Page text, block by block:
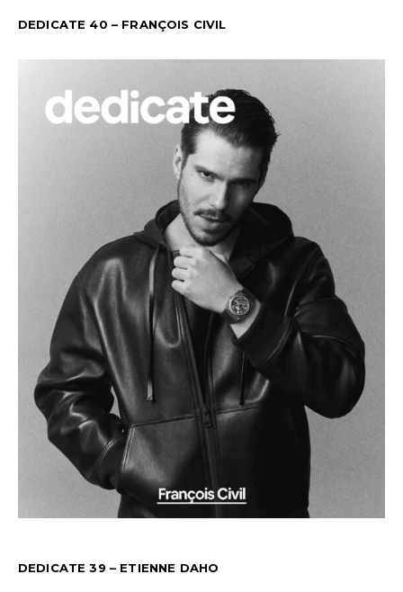
DEDICATE 40 – FRANÇOIS CIVIL
DEDICATE 39 – ETIENNE DAHO